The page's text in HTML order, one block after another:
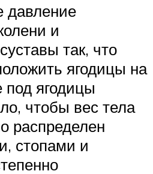
давление
и
так, что
ягодицы на
ягодицы
чтобы вес тела
распределен
стопами и